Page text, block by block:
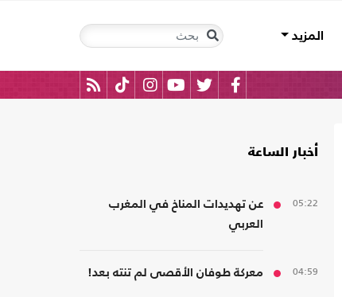
المزيد
أخبار الساعة
05:22
عن تهديدات المناخ في المغرب
العربي
04:59 معركة طوفان الأقصى لم تنته بعد!